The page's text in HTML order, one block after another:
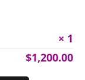
× 1
$1,200.00